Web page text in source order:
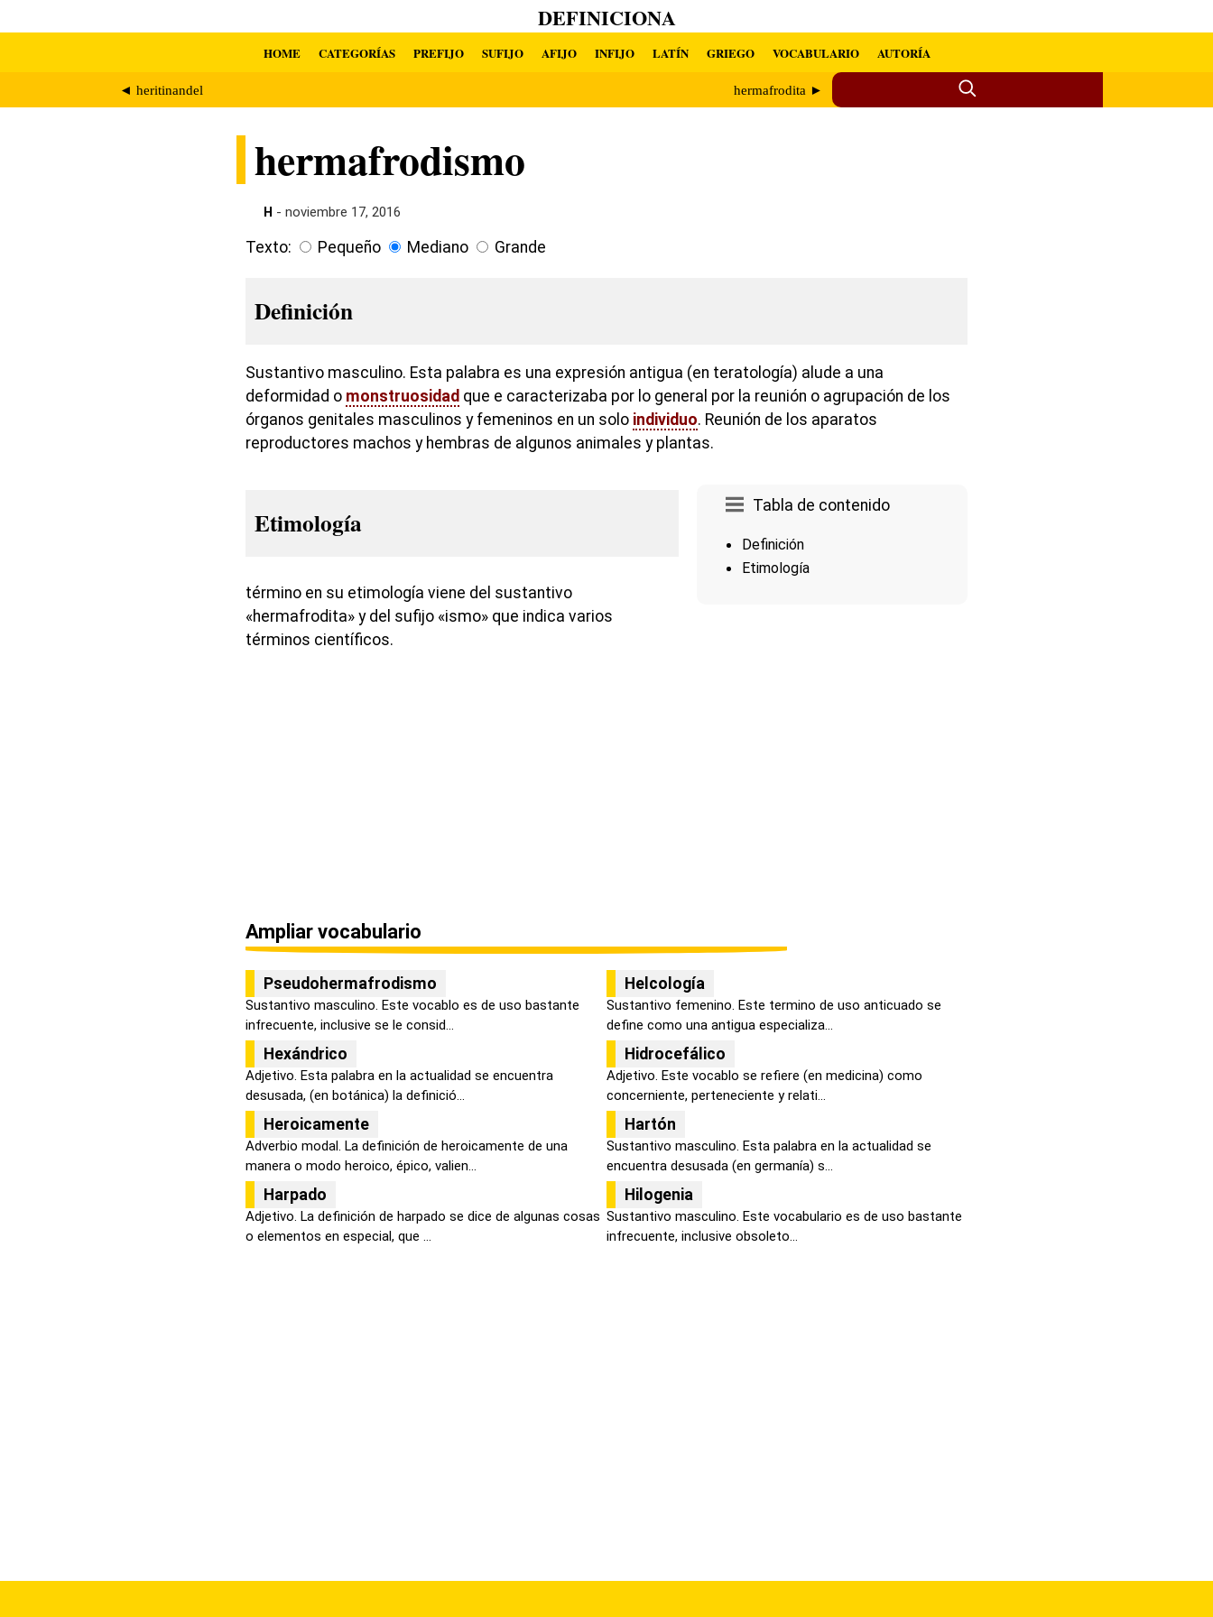
DEFINICIONA
HOME CATEGORÍAS PREFIJO SUFIJO AFIJO INFIJO LATÍN GRIEGO VOCABULARIO AUTORÍA
◄ heritinandel hermafrodita ►
hermafrodismo
H - noviembre 17, 2016
Texto: Pequeño Mediano Grande
Definición
Sustantivo masculino. Esta palabra es una expresión antigua (en teratología) alude a una
deformidad o monstruosidad que e caracterizaba por lo general por la reunión o agrupación de los
órganos genitales masculinos y femeninos en un solo individuo. Reunión de los aparatos
reproductores machos y hembras de algunos animales y plantas.
Tabla de contenido
Definición
Etimología
Etimología
término en su etimología viene del sustantivo
«hermafrodita» y del sufijo «ismo» que indica varios
términos científicos.
Ampliar vocabulario
Pseudohermafrodismo
Sustantivo masculino. Este vocablo es de uso bastante
infrecuente, inclusive se le consid...
Helcología
Sustantivo femenino. Este termino de uso anticuado se
define como una antigua especializa...
Hexándrico
Adjetivo. Esta palabra en la actualidad se encuentra
desusada, (en botánica) la definició...
Hidrocefálico
Adjetivo. Este vocablo se refiere (en medicina) como
concerniente, perteneciente y relati...
Heroicamente
Adverbio modal. La definición de heroicamente de una
manera o modo heroico, épico, valien...
Hartón
Sustantivo masculino. Esta palabra en la actualidad se
encuentra desusada (en germanía) s...
Harpado
Adjetivo. La definición de harpado se dice de algunas cosas
o elementos en especial, que ...
Hilogenia
Sustantivo masculino. Este vocabulario es de uso bastante
infrecuente, inclusive obsoleto...